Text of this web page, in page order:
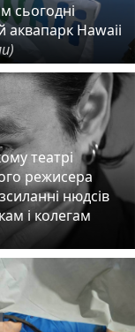
сьогодні
аквапарк Hawaii
театрі
режисера
нюдсів
і колегам